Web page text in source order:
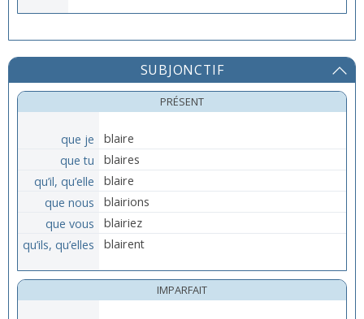
SUBJONCTIF
PRÉSENT
que je
blaire
que tu
blaires
qu’il, qu’elle
blaire
que nous
blairions
que vous
blairiez
qu’ils, qu’elles
blairent
IMPARFAIT